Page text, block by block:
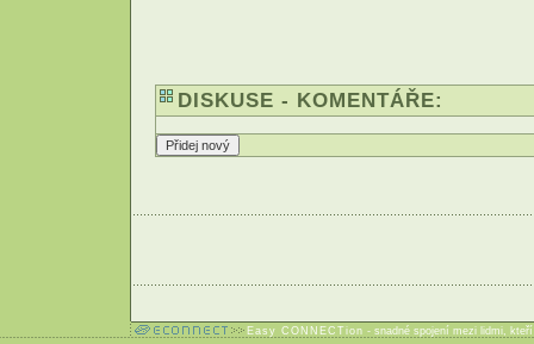
DISKUSE - KOMENTÁŘE:
Easy CONNECTion - snadné spojení mezi lidmi,